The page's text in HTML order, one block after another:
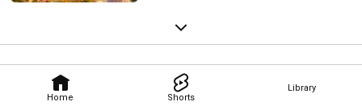
Home Shorts
Library